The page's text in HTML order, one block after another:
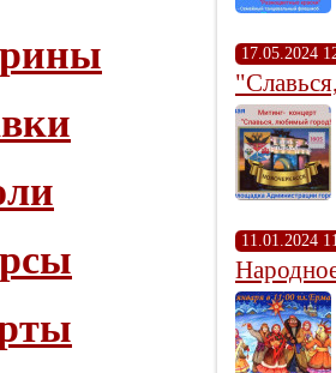
17.05.2024
11.01.2024